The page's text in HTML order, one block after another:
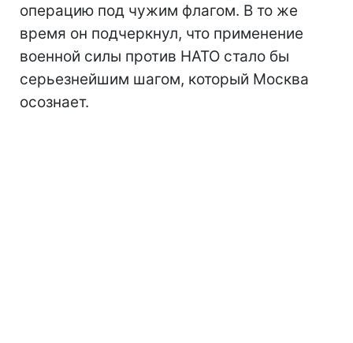
операцию под чужим флагом. В то же
время он подчеркнул, что применение
военной силы против НАТО стало бы
серьезнейшим шагом, который Москва
осознает.